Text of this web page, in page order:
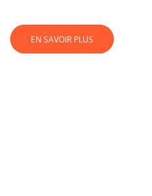
EN SAVOIR PLUS